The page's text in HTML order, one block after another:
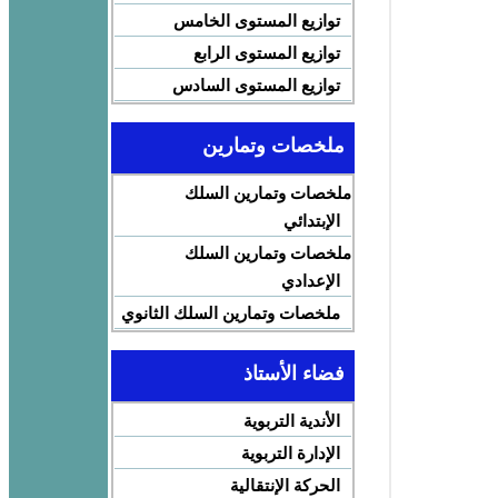
توازيع المستوى الخامس
توازيع المستوى الرابع
توازيع المستوى السادس
ملخصات وتمارين
ملخصات وتمارين السلك
الإبتدائي
ملخصات وتمارين السلك
الإعدادي
ملخصات وتمارين السلك الثانوي
فضاء الأستاذ
الأندية التربوية
الإدارة التربوية
الحركة الإنتقالية